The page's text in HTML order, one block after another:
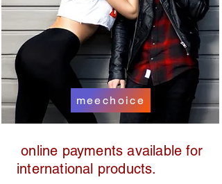
meechoice
online payments available for
international products.